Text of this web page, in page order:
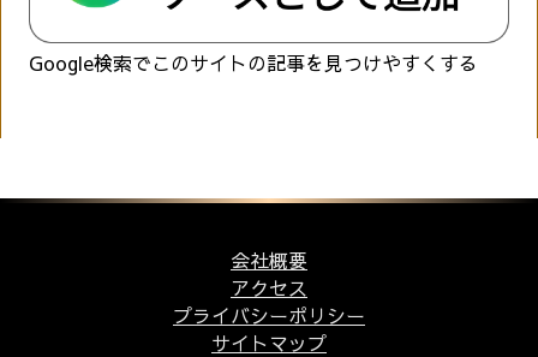
Google検索でこのサイトの記事を見つけやすくする
会社概要
アクセス
プライバシーポリシー
サイトマップ